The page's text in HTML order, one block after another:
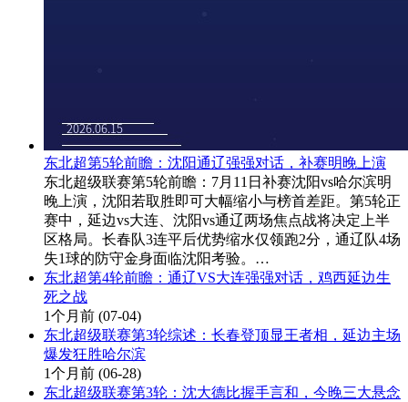
东北超第5轮前瞻：沈阳通辽强强对话，补赛明晚上演
东北超级联赛第5轮前瞻：7月11日补赛沈阳vs哈尔滨明
晚上演，沈阳若取胜即可大幅缩小与榜首差距。第5轮正
赛中，延边vs大连、沈阳vs通辽两场焦点战将决定上半
区格局。长春队3连平后优势缩水仅领跑2分，通辽队4场
失1球的防守金身面临沈阳考验。…
东北超第4轮前瞻：通辽VS大连强强对话，鸡西延边生
死之战
1个月前 (07-04)
东北超级联赛第3轮综述：长春登顶显王者相，延边主场
爆发狂胜哈尔滨
1个月前 (06-28)
东北超级联赛第3轮：沈大德比握手言和，今晚三大悬念